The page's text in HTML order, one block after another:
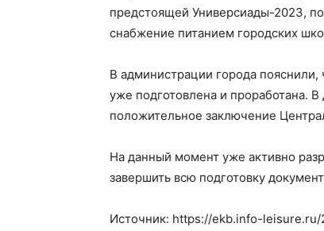
предстоящей Универсиады-2023,
снабжение питанием городских
В администрации города
уже подготовлена и проработана.
положительное заключение
На данный момент уже активно
завершить всю подготовку
Источник: https://ekb.info-